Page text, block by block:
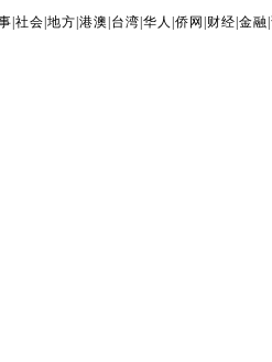
|社会 |地方 |港澳 台湾 |华人 |侨网 财经 |金融 |